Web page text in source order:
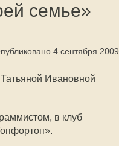
семье»
4 сентября 2009
Ивановной
в клуб